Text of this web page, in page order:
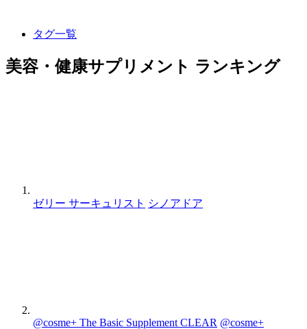
タグ一覧
美容・健康サプリメント ランキング
ゼリー サーキュリスト シノアドア
@cosme+ The Basic Supplement CLEAR @cosme+